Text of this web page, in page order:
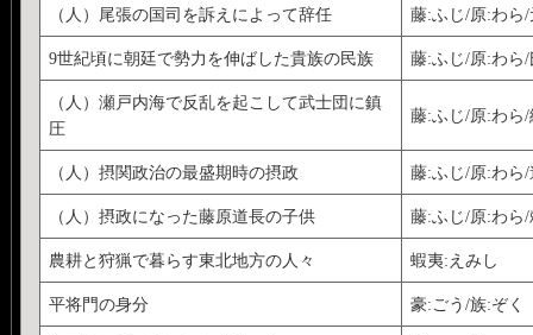
（人）尾張の国司を訴えによって辞任 藤:ふじ/原:わら
9世紀頃に朝廷で勢力を伸ばした貴族の民族 藤:ふじ/原:わら/
（人）瀬戸内海で反乱を起こして武士団に鎮
圧
藤:ふじ/原:わら
（人）摂関政治の最盛期時の摂政 藤:ふじ/原:わら
（人）摂政になった藤原道長の子供 藤:ふじ/原:わら
農耕と狩猟で暮らす東北地方の人々 蝦夷:えみし
平将門の身分 豪:ごう/族:ぞく